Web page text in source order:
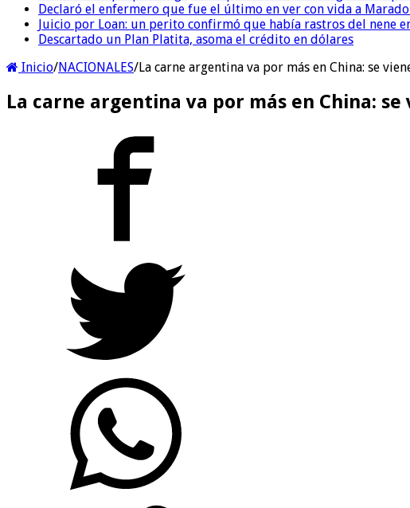
Declaró el enfermero que fue el último en ver con vida a
Juicio por Loan: un perito confirmó que había rastros del nene
Descartado un Plan Platita, asoma el crédito en dólares
Inicio/NACIONALES/La carne argentina va por más en China: se
La carne argentina va por más en China: